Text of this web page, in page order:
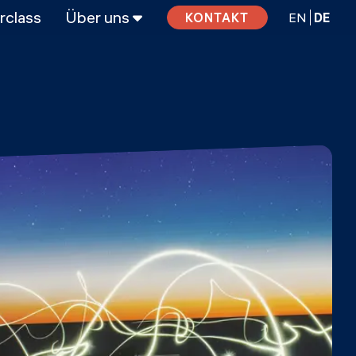
Über uns KONTAKT EN DE